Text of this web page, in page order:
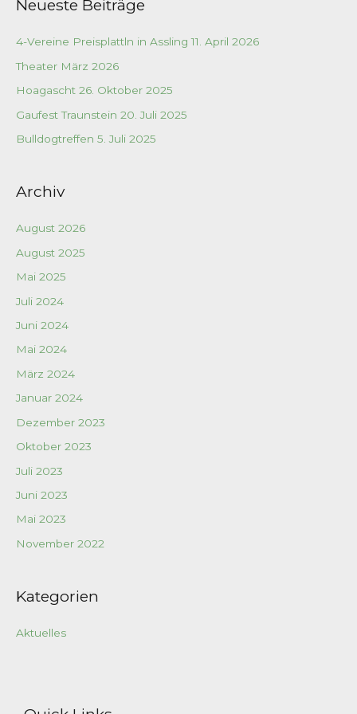
h
n
n
a
c
h
Neueste Beiträge
4-Vereine Preisplattln in Assling 11. April 2026
Theater März 2026
Hoagascht 26. Oktober 2025
Gaufest Traunstein 20. Juli 2025
Bulldogtreffen 5. Juli 2025
Archiv
August 2026
August 2025
Mai 2025
Juli 2024
Juni 2024
Mai 2024
März 2024
Januar 2024
Dezember 2023
Oktober 2023
Juli 2023
Juni 2023
Mai 2023
November 2022
Kategorien
Aktuelles